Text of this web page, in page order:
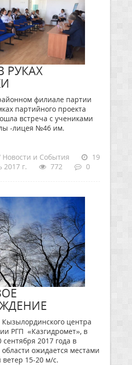
РУКАХ
филиале партии
партийного проекта
встреча с учениками
-лицея №46 им.
Новости и События
19
2017 г.
772 0
центра
РГП «Казгидромет», в
2017 года в
ожидается местами
15-20 м/с.